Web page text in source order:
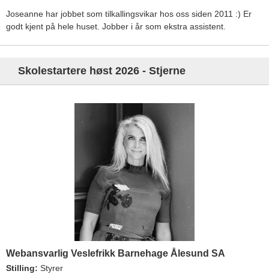
Joseanne har jobbet som tilkallingsvikar hos oss siden 2011 :) Er
godt kjent på hele huset. Jobber i år som ekstra assistent.
Skolestartere høst 2026 - Stjerne
Webansvarlig Veslefrikk Barnehage Ålesund SA
Stilling: Styrer